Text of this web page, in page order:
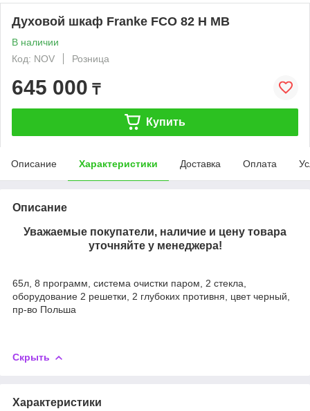
Духовой шкаф Franke FCO 82 H MB
В наличии
Код: NOV
Розница
645 000 ₸
Купить
Описание Характеристики Доставка Оплата
Описание
Уважаемые покупатели, наличие и цену товара
уточняйте у менеджера!
65л, 8 программ, система очистки паром, 2 стекла,
оборудование 2 решетки, 2 глубоких противня, цвет черный,
пр-во Польша
Скрыть
Характеристики